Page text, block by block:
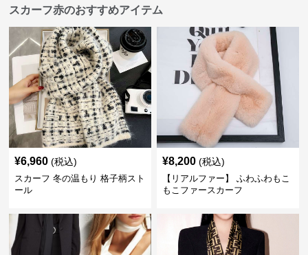
スカーフ赤のおすすめアイテム
¥6,960 (税込)
スカーフ 冬の温もり 格子柄スト
ール
¥8,200 (税込)
【リアルファー】 ふわふわもこ
もこファースカーフ